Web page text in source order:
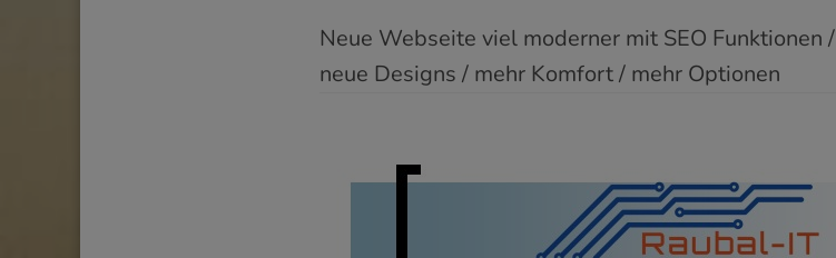
Neue Webseite viel moderner mit SEO Funktionen /
neue Designs / mehr Komfort / mehr Optionen